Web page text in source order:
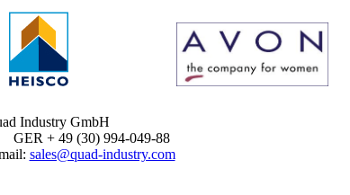
Industry GmbH
+ 49 (30) 994-049-88
sales@quad-industry.com